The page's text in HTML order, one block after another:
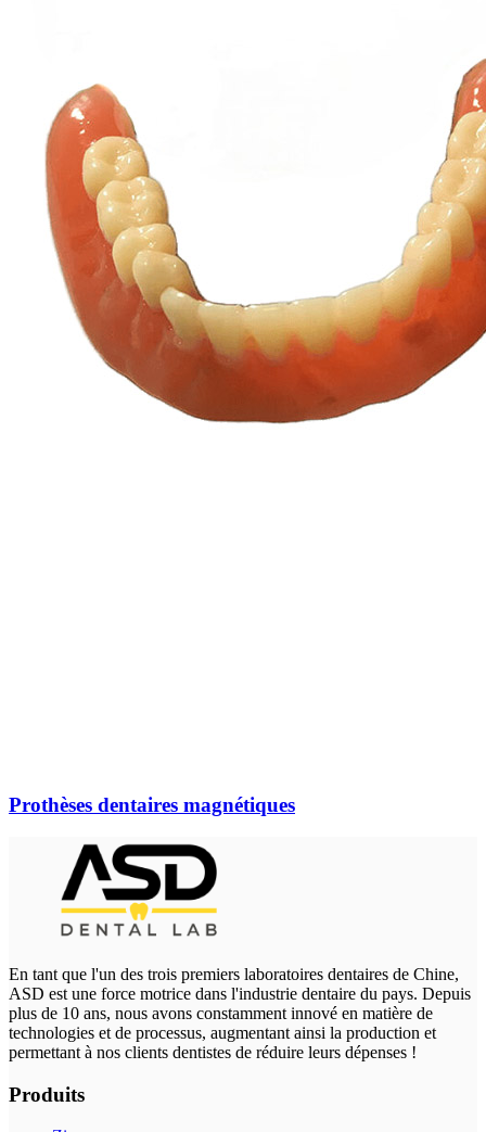
Prothèses dentaires magnétiques
En tant que l'un des trois premiers laboratoires dentaires de Chine,
ASD est une force motrice dans l'industrie dentaire du pays. Depuis
plus de 10 ans, nous avons constamment innové en matière de
technologies et de processus, augmentant ainsi la production et
permettant à nos clients dentistes de réduire leurs dépenses !
Produits